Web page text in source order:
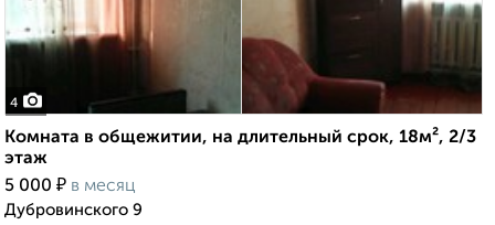
4
Комната в общежитии, на длительный срок, 18м², 2/3
этаж
5 000 ₽ в месяц
Дубровинского 9